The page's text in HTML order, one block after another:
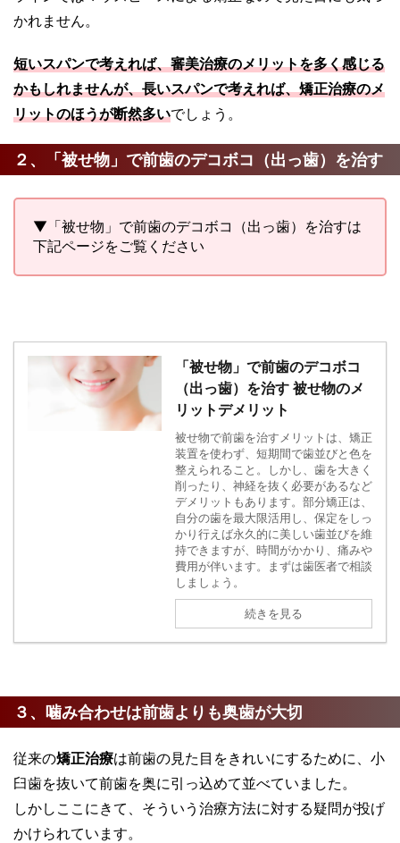
かれません。
短いスパンで考えれば、審美治療のメリットを多く感じる
かもしれませんが、長いスパンで考えれば、矯正治療のメ
リットのほうが断然多いでしょう。
２、「被せ物」で前歯のデコボコ（出っ歯）を治す
▼「被せ物」で前歯のデコボコ（出っ歯）を治すは
下記ページをご覧ください
「被せ物」で前歯のデコボコ
（出っ歯）を治す 被せ物のメ
リットデメリット
被せ物で前歯を治すメリットは、矯正
装置を使わず、短期間で歯並びと色を
整えられること。しかし、歯を大きく
削ったり、神経を抜く必要があるなど
デメリットもあります。部分矯正は、
自分の歯を最大限活用し、保定をしっ
かり行えば永久的に美しい歯並びを維
持できますが、時間がかかり、痛みや
費用が伴います。まずは歯医者で相談
しましょう。
続きを見る
３、噛み合わせは前歯よりも奥歯が大切
従来の矯正治療は前歯の見た目をきれいにするために、小
臼歯を抜いて前歯を奥に引っ込めて並べていました。
しかしここにきて、そういう治療方法に対する疑問が投げ
かけられています。